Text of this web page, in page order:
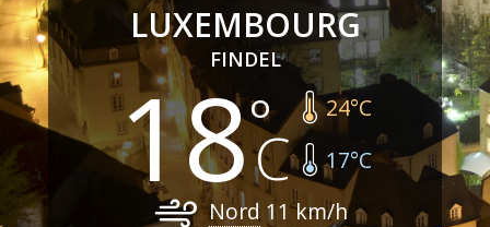
LUXEMBOURG
FINDEL
18 24°C
17°C
Nord 11km/h